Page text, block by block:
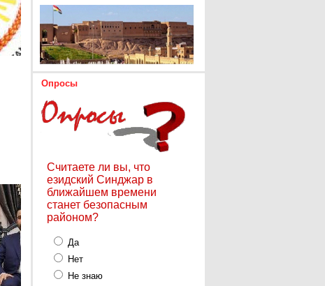
Опросы
Считаете ли вы, что
езидский Синджар в
ближайшем времени
станет безопасным
районом?
Да
Нет
Не знаю